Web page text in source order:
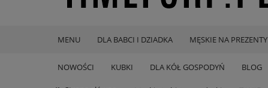
MENU DLA BABCI I DZIADKA MĘSKIE NA PREZENTY
NOWOŚCI KUBKI DLA KÓŁ GOSPODYŃ BLOG